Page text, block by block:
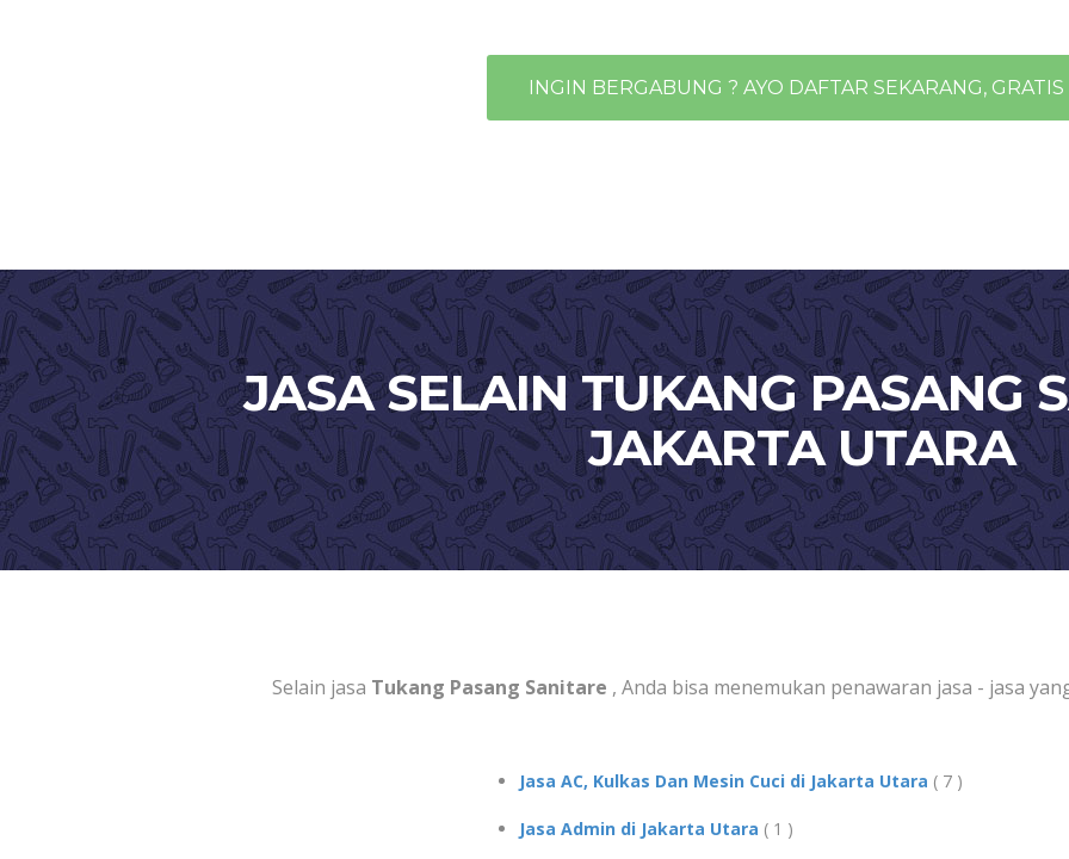
INGIN BERGABUNG ? AYO DAFTAR SEKARANG, GRATIS
JASA SELAIN TUKANG PASANG
JAKARTA UTARA
Selain jasa Tukang Pasang Sanitare , Anda bisa menemukan penawaran jasa - jasa
Jasa AC, Kulkas Dan Mesin Cuci di Jakarta Utara ( 7 )
Jasa Admin di Jakarta Utara ( 1 )